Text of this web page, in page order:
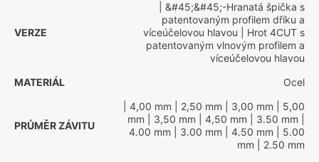
VERZE
| &#45;&#45;-Hranatá špička s
patentovaným profilem dříku a
víceúčelovou hlavou | Hrot 4CUT s
patentovaným vlnovým profilem a
víceúčelovou hlavou
MATERIÁL
Ocel
PRŮMĚR ZÁVITU
| 4,00 mm | 2,50 mm | 3,00 mm | 5,00
mm | 3,50 mm | 4,50 mm | 3.50 mm
4.00 mm | 3.00 mm | 4.50 mm | 5.00
mm | 2.50 mm